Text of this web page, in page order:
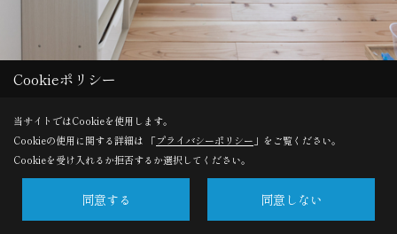
優しい木の香りと光に包まれた空間。自分だけの特等席に座れ
ば、やりたいことが次々と溢れ出す。ソラマドが実家という選
択肢。
Cookieポリシー
当サイトではCookieを使用します。
Cookieの使用に関する詳細は 「プライバシーポリシー 」をご覧ください。
Cookieを受け入れるか拒否するか選択してください。
同意する 同意しない